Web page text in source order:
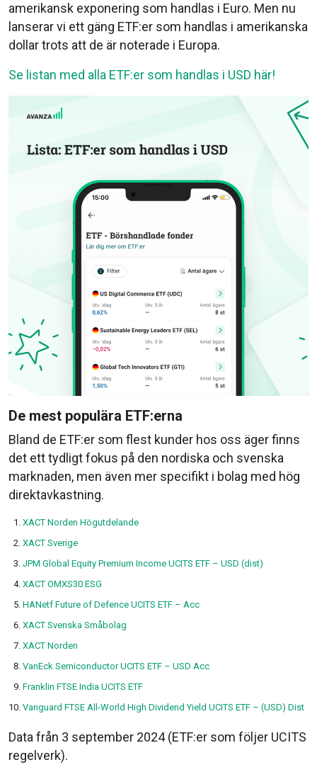
amerikansk exponering som handlas i Euro. Men nu
lanserar vi ett gäng ETF:er som handlas i amerikanska
dollar trots att de är noterade i Europa.
Se listan med alla ETF:er som handlas i USD här!
De mest populära ETF:erna
Bland de ETF:er som flest kunder hos oss äger finns
det ett tydligt fokus på den nordiska och svenska
marknaden, men även mer specifikt i bolag med hög
direktavkastning.
XACT Norden Högutdelande
XACT Sverige
JPM Global Equity Premium Income UCITS ETF – USD (dist)
XACT OMXS30 ESG
HANetf Future of Defence UCITS ETF – Acc
XACT Svenska Småbolag
XACT Norden
VanEck Semiconductor UCITS ETF – USD Acc
Franklin FTSE India UCITS ETF
Vanguard FTSE All-World High Dividend Yield UCITS ETF – (USD) Dist
Data från 3 september 2024 (ETF:er som följer UCITS
regelverk).